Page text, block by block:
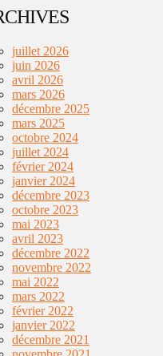
juillet 2026
juin 2026
avril 2026
mars 2026
décembre 2025
mars 2025
octobre 2024
juillet 2024
février 2024
janvier 2024
décembre 2023
octobre 2023
mai 2023
avril 2023
décembre 2022
novembre 2022
mai 2022
mars 2022
février 2022
janvier 2022
décembre 2021